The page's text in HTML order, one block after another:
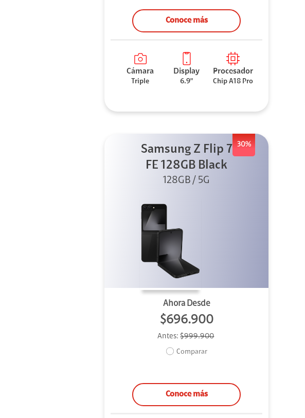
Conoce más
Cámara
Triple
Display
6.9"
Procesador
Chip A18 Pro
30%
Samsung Z Flip 7
FE 128GB Black
128GB / 5G
Ahora Desde
$696.900
Antes:$999.900
Comparar
Conoce más